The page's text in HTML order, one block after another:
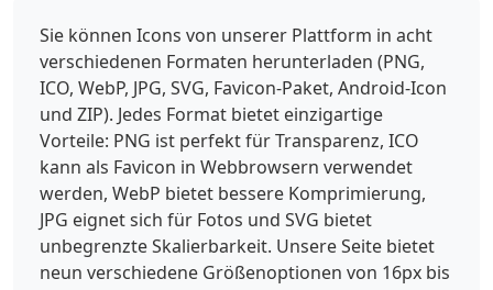
Sie können Icons von unserer Plattform in acht
verschiedenen Formaten herunterladen (PNG,
ICO, WebP, JPG, SVG, Favicon-Paket, Android-Icon
und ZIP). Jedes Format bietet einzigartige
Vorteile: PNG ist perfekt für Transparenz, ICO
kann als Favicon in Webbrowsern verwendet
werden, WebP bietet bessere Komprimierung,
JPG eignet sich für Fotos und SVG bietet
unbegrenzte Skalierbarkeit. Unsere Seite bietet
neun verschiedene Größenoptionen von 16px bis